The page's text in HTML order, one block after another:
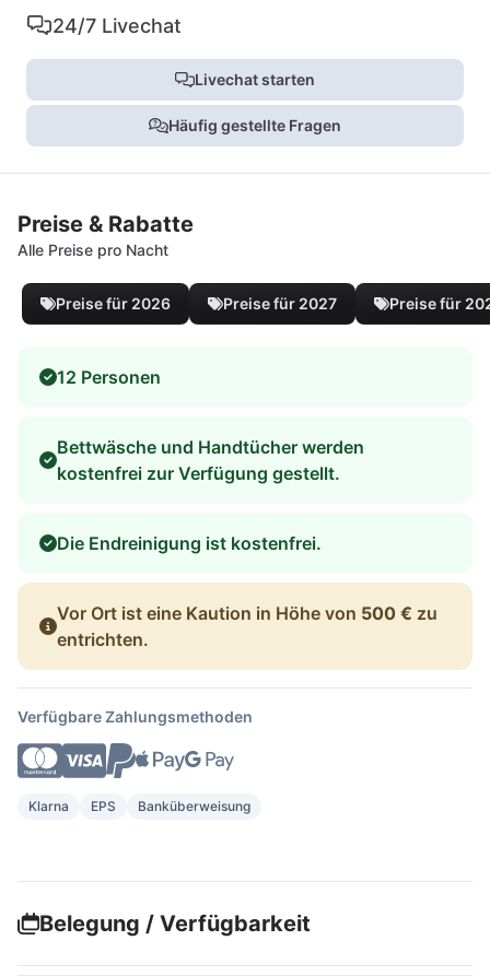
24/7 Livechat
Livechat starten
Häufig gestellte Fragen
Preise & Rabatte
Alle Preise pro Nacht
Preise für 2026 Preise für 2027 Preise für
12 Personen
Bettwäsche und Handtücher werden
kostenfrei zur Verfügung gestellt.
Die Endreinigung ist kostenfrei.
Vor Ort ist eine Kaution in Höhe von 500 € zu
entrichten.
Verfügbare Zahlungsmethoden
Klarna EPS Banküberweisung
Belegung / Verfügbarkeit